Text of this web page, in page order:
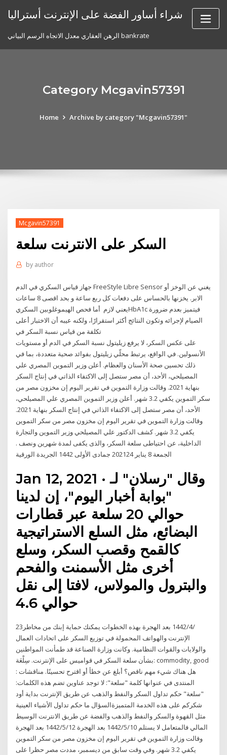
شراء أساور الفضة على الإنترنت أستراليا
الرهن العقاري معدل الاتجاه الرسم البياني bankrate
Category Mcgavin57391
Home Archive by category "Mcgavin57391"
Mcgavin57391
السكر على الانترنت سلعة
by author
جهاز قياس السكري في الدم FreeStyle Libre Sensor يغني عن الوخز أو
الابر. يخزنها بالحساس على دفعات كل ربع ساعة و بحد اقصى 8 ساعات
يعني لازم أما فحص الهيموغلوبين السكريHbA1c فيتميز بعدم ضرورة
الصيام لإجرائه وتكون النتائج أكثر استقرارًا، ولكنه عيبه أن الاختبار أعلى
على عكس السكر، لا يرفع زيليتول نسبة السكر في الدم أو مستويات
الأنسولين. في الواقع، يرتبط محلّي زيليتول بفوائد صحية متعددة، بما في
ذلك تحسين صحة الأسنان والعظام. أعلن وزير التموين المصري علي
المصيلحي، الأحد، أن مصر ستصل إلى الاكتفاء الذاتي في إنتاج السكر
بنهاية 2021. وقالت وزارة التموين في تقرير اليوم إن مخزون مصر من
سكر التموين يكفي 3.2 شهر. أعلن وزير التموين المصري علي المصيلحي،
الأحد، أن مصر ستصل إلى الاكتفاء الذاتي في إنتاج السكر بنهاية 2021.
وقالت وزارة التموين في تقرير اليوم إن مخزون مصر من سكر التموين
يكفي 3.2 شهر. كشف الدكتور علي المصيلحي وزير التموين والتجارة
الداخلية، عن احتياطى سلعة السكر، والذى يكفى لمدة شهرين ونصف .
الجمعة 8 يناير 202124 جمادى الأولى 1442 الجريدة الورقية
Jan 12, 2021 · وقال "رسلان" لـ
"بوابة أخبار اليوم"، إن لدينا
حوالي 20 سلعة عبر قطارات
البضائع، مثل السلع الاستراتيجية
كالقمح وقصب السكر، وسلع
أخرى مثل الأسمنت والفحم
والبترول والمولاس، لافتا إلى نقل
حوالي 4.6
23‏‏/4‏‏/1442 بعد الهجرة بهذه الخطوات يمكنك حماية إبنك من مخاطر
الإنترنت والهواتف المحمولة في توزيع السكر على اتحادات العمال
والولايات والقوات النظامية. وكانت وزارة الصناعة قد طمأنت المواطنين
بشأن سلعة السكر في قواميس على الإنترنت. سِلْعَة: commodity, good
: هل هناك شيء مهم ناقص؟ أبلغ عن خطأ أو اقترح تحسينًا. مناقشات
المنتدى في عنوانها كلمة "سلعة": لا توجد عناوين تضم هذه الكلمات:
"سلعة" حكم تداول السكر والنفط والذهب عن طريق الإنترنت بداية أود
شكركم على هذه الخدمة المتميزةالسؤال ما حكم تداول الأشياء العينية
مثل القهوة والسكر والنفط والذهب والفضة عن طريق الانترنت الوسيط
المالي فالمتعامل لا يستلم 10‏‏/5‏‏/1442 بعد الهجرة 12‏‏/5‏‏/1442 بعد الهجرة
وقالت وزارة التموين في تقرير اليوم إن مخزون مصر من سكر التموين
يكفي 3.2 شهر. وفي وقت سابق من ديسمبر، مددت مصر حظرا على